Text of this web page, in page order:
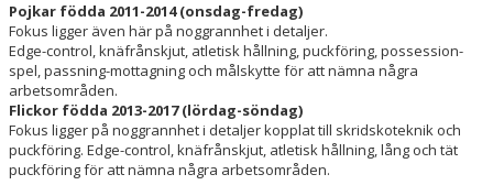
Pojkar födda 2011-2014 (onsdag-fredag)
Fokus ligger även här på noggrannhet i detaljer.
Edge-control, knäfrånskjut, atletisk hållning, puckföring, possession-
spel, passning-mottagning och målskytte för att nämna några
arbetsområden.
Flickor födda 2013-2017 (lördag-söndag)
Fokus ligger på noggrannhet i detaljer kopplat till skridskoteknik och
puckföring. Edge-control, knäfrånskjut, atletisk hållning, lång och tät
puckföring för att nämna några arbetsområden.